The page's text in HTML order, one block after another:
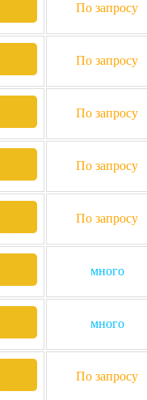
По запросу
По запросу
По запросу
По запросу
По запросу
много
много
По запросу